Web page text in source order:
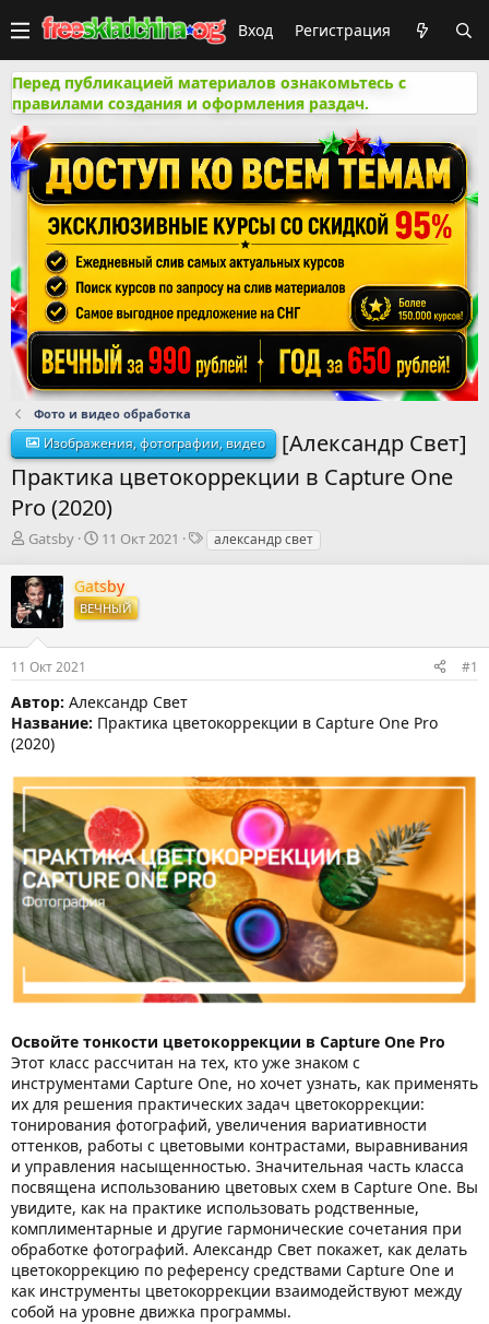
Вход Регистрация
Перед публикацией материалов ознакомьтесь с
правилами создания и оформления раздач.
Фото и видео обработка
Изображения, фотографии, видео
[Александр Свет]
Практика цветокоррекции в Capture One
Pro (2020)
А
т
о
р
м
ы
Gatsby
Д
т
а
н
а
л
а
11 Окт 2021
Талександр свет
Gatsby
ВЕЧНЫЙ
11 Окт 2021 #1
Автор: Александр Свет
Название: Практика цветокоррекции в Capture One Pro
(2020)
Освойте тонкости цветокоррекции в Capture One Pro
Этот класс рассчитан на тех, кто уже знаком с
инструментами Capture One, но хочет узнать, как применять
их для решения практических задач цветокоррекции:
тонирования фотографий, увеличения вариативности
оттенков, работы с цветовыми контрастами, выравнивания
и управления насыщенностью. Значительная часть класса
посвящена использованию цветовых схем в Capture One. Вы
увидите, как на практике использовать родственные,
комплиментарные и другие гармонические сочетания при
обработке фотографий. Александр Свет покажет, как делать
цветокоррекцию по референсу средствами Capture One и
как инструменты цветокоррекции взаимодействуют между
собой на уровне движка программы.